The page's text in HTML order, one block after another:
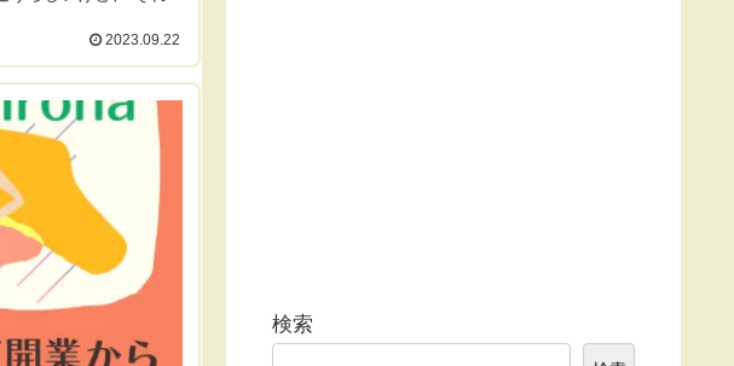
2023.09.22
検索